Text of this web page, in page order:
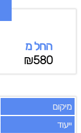
החל מ
₪580
מיקום
ייעוד